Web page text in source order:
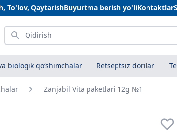
To'lov, QaytarishBuyurtma berish yo'liKontaktlar
Qidirish
biologik qo‘shimchalar Retseptsiz dorilar
Zanjabil Vita paketlari 12g №1